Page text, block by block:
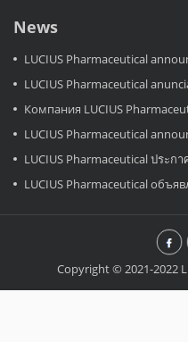
News
LUCIUS Pharmaceutical
LUCIUS Pharmaceutical
Компания LUCIUS Pharmaceutical
LUCIUS Pharmaceutical
LUCIUS Pharmaceutical ประก
LUCIUS Pharmaceutical
Copyright © 2021-2022